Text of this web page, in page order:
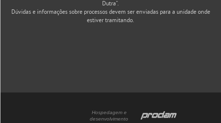
Dutra".
Dúvidas e informações sobre processos devem ser enviadas para a unidade onde
estiver tramitando.
Hospedagem e
desenvolvimento